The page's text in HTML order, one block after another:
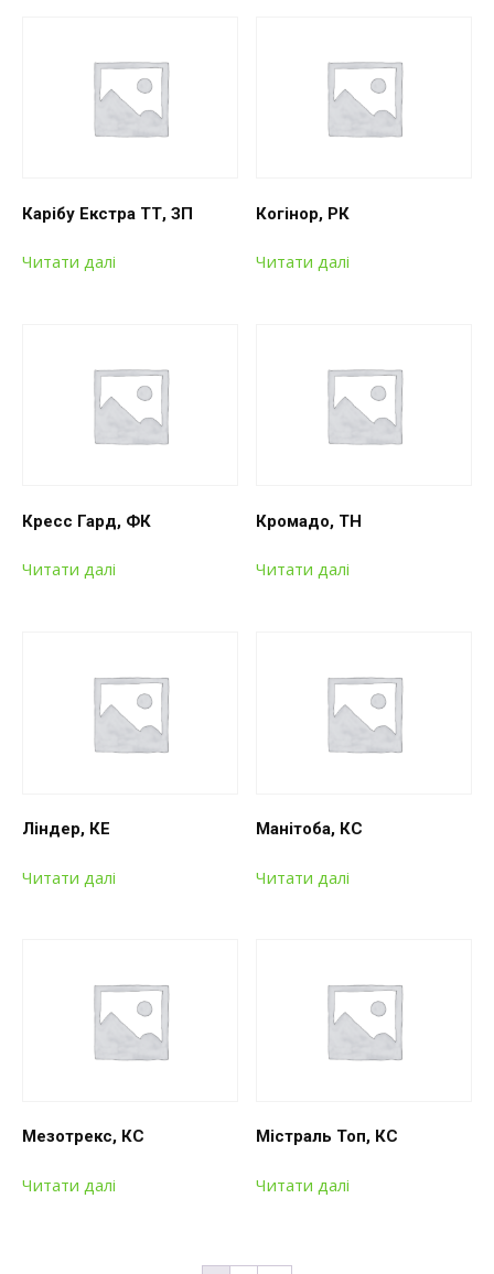
Карібу Екстра ТТ, ЗП
Читати далі
Когінор, РК
Читати далі
Кресс Гард, ФК
Читати далі
Кромадо, ТН
Читати далі
Ліндер, КЕ
Читати далі
Манітоба, КС
Читати далі
Мезотрекс, КС
Читати далі
Містраль Топ, КС
Читати далі